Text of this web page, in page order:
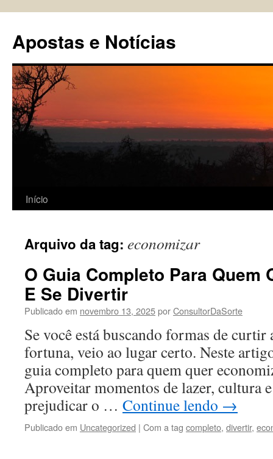
conteúdo
Apostas e Notícias
Início
Arquivo da tag: economizar
O Guia Completo Para Quem
E Se Divertir
Publicado em novembro 13, 2025porConsultorDaSorte
Se você está buscando formas de curtir
fortuna, veio ao lugar certo. Neste
guia completo para quem quer
Aproveitar momentos de lazer, cultura
prejudicar o … Continue lendo →
Publicado em Uncategorized | Com a tag completo, divertir,